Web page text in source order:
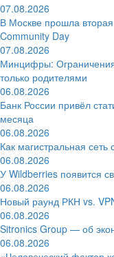
07.08.2026
В Москве прошла
Community Day
07.08.2026
Минцифры:
только родителями
06.08.2026
Банк России привёл
месяца
06.08.2026
Как магистральная
06.08.2026
У Wildberries появится
06.08.2026
Новый раунд РКН vs.
06.08.2026
Sitronics Group — об
06.08.2026